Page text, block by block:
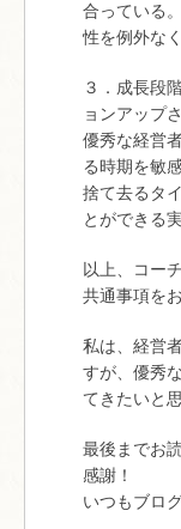
合っている
性を例外な
３．成長段
ョンアップ
優秀な経営
る時期を敏
捨て去るタ
とができる
以上、コー
共通事項を
私は、経営
すが、優秀
てきたいと
最後までお
感謝！
いつもブロ